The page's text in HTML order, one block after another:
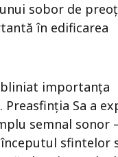
sobor de
în edificarea
importanța
Sa a
semnal sonor
începutul sfintelor